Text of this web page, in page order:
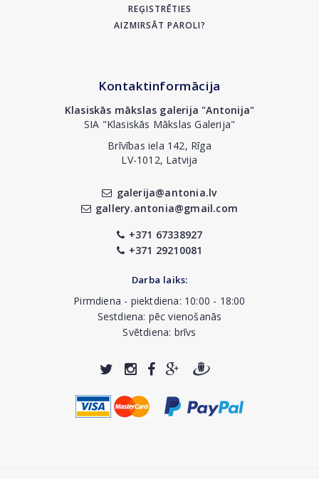
REĢISTRĒTIES
AIZMIRSĀT PAROLI?
Kontaktinformācija
Klasiskās mākslas galerija "Antonija"
SIA "Klasiskās Mākslas Galerija"
Brīvības iela 142, Rīga
LV-1012, Latvija
galerija@antonia.lv
gallery.antonia@gmail.com
+371 67338927
+371 29210081
Darba laiks:
Pirmdiena - piektdiena: 10:00 - 18:00
Sestdiena: pēc vienošanās
Svētdiena: brīvs